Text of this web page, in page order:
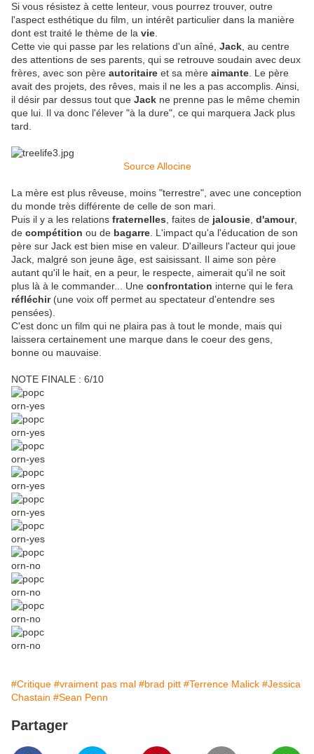
Si vous résistez à cette lenteur, vous pourrez trouver, outre
l'aspect esthétique du film, un intérêt particulier dans la manière
dont est traité le thème de la vie
Cette vie qui passe par les relations d'un aîné, Jack , au centre
des attentions de ses parents, qui se retrouve soudain avec deux
frères, avec son père autoritaire et sa mère aimante . Le père
avait des projets, des rêves, mais il ne les a pas accomplis. Ainsi,
il désir par dessus tout que Jack ne prenne pas le même chemin
que lui. Il va donc l'élever "à la dure", ce qui marquera Jack plus
tard.
Source Allocine
La mère est plus rêveuse, moins "terrestre", avec une conception
du monde très différente de celle de son mari.
Puis il y a les relations fraternelles , faites de jalousie d'amour,
de compétition ou de bagarre . L'impact qu'a l'éducation de son
père sur Jack est bien mise en valeur. D'ailleurs l'acteur qui joue
Jack, malgré son jeune âge, est saisissant. Il aime son père
autant qu'il le hait, en a peur, le respecte, aimerait qu'il ne soit
plus là à le commander... Une confrontation interne qui le fera
réfléchir(une voix off permet au spectateur d'entendre ses
pensées).
C'est donc un film qui ne plaira pas à tout le monde, mais qui
laissera certainement une marque dans le coeur des gens,
bonne ou mauvaise.
NOTE FINALE : 6/10
#Critique #vraiment pas mal #brad pitt #Terrence Malick #Jessica
Chastain #Sean Penn
Partager